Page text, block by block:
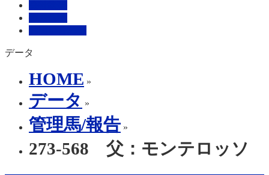
データ
HOME »
データ »
管理馬/報告 »
273-568 父：モンテロッソ